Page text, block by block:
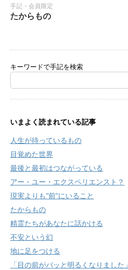
手記・会員限定
たからもの
キーワードで手記を検索
いまよく読まれている記事
人生が待っているもの
目覚めた世界
最後と最初はつながっている
アー・ユー・エクスペリエンスト？
現実よりも”前”にいること
たからもの
精霊たちがあなたに話かける
不安という幻
地に足をつける
「目の前がパッと明るくなりました」